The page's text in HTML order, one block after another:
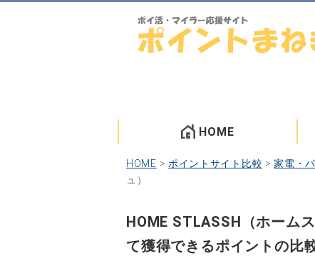
HOME
HOME > ポイントサイト比較 >家電・
ュ）
HOME STLASSH（ホーム
て獲得できるポイントの比